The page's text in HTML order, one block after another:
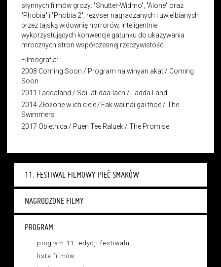
11. FESTIWAL FILMOWY PIĘĆ SMAKÓW
NAGRODZONE FILMY
PROGRAM
program 11. edycji festiwalu
lista filmów
słynnych filmów grozy: "Shutter-Widmo", "Alone" oraz
"Phobia" i "Phobia 2", reżyser nagradzanych i uwielbianych
przez tajską widownię horrorów, inteligentnie
wykorzystujących konwencje gatunku do ukazywania
mrocznych stron współczesnej rzeczywistości.
Filmografia:
2008 Coming Soon / Program na winyan akat / Coming
Soon
2011 Laddaland / Soi-lát-daa-laen / Ladda Land
2014 Złożone w ich ciele / Fak wai nai gai thoe / The
Swimmers
2017 Obietnica / Puen Tee Raluek / The Promise